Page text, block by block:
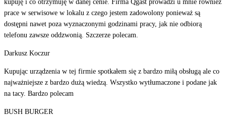
kupuję i co otrzymuję w danej cenie. Firma Qgast prowadzi u mnie również
prace w serwisowe w lokalu z czego jestem zadowolony ponieważ są
dostępni nawet poza wyznaczonymi godzinami pracy, jak nie odbiorą
telefonu zawsze oddzwonią. Szczerze polecam.
Darkusz Koczur
Kupując urządzenia w tej firmie spotkałem się z bardzo miłą obsługą ale co
najważniejsze z bardzo dużą wiedzą. Wszystko wytłumaczone i podane jak
na tacy. Bardzo polecam
BUSH BURGER